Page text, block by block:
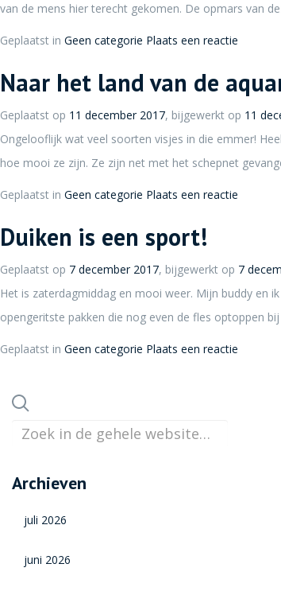
van de mens hier terecht gekomen. De opmars van
Geplaatst in Geen categorie Plaats een reactie
Naar het land van de
Geplaatst op 11 december 2017, bijgewerkt op 11
Ongelooflijk wat veel soorten visjes in die emmer!
hoe mooi ze zijn. Ze zijn net met het schepnet
Geplaatst in Geen categorie Plaats een reactie
Duiken is een sport!
Geplaatst op 7 december 2017, bijgewerkt op 7
Het is zaterdagmiddag en mooi weer. Mijn buddy en
opengeritste pakken die nog even de fles optoppen
Geplaatst in Geen categorie Plaats een reactie
Archieven
juli 2026
juni 2026